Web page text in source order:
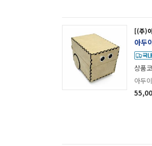
[(주)
아두
상품
아두